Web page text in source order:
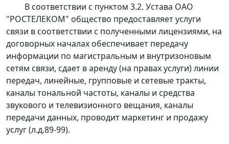
В соответствии с пунктом 3.2. Устава ОАО
"РОСТЕЛЕКОМ" общество предоставляет услуги
связи в соответствии с полученными лицензиями, на
договорных началах обеспечивает передачу
информации по магистральным и внутризоновым
сетям связи, сдает в аренду (на правах услуги) линии
передач, линейные, групповые и сетевые тракты,
каналы тональной частоты, каналы и средства
звукового и телевизионного вещания, каналы
передачи данных, проводит маркетинг и продажу
услуг (л.д.89-99).